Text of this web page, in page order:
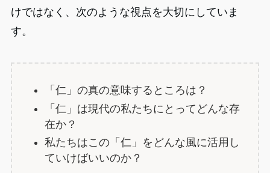
けではなく、次のような視点を大切にしていま
す。
「仁」の真の意味するところは？
「仁」は現代の私たちにとってどんな存
在か？
私たちはこの「仁」をどんな風に活用し
ていけばいいのか？